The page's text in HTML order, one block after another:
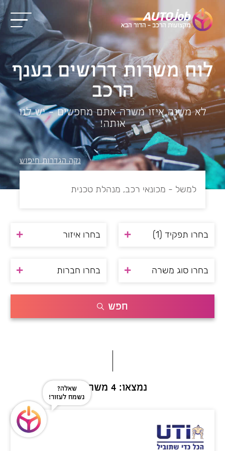
לוח משרות דרושים בענף
הרכב
לא משנה איזו משרה אתם מחפשים – יש לנו
אותה!
נקה הגדרות חיפוש
בחרו תפקיד (1) בחרו איזור
בחרו סוג משרה בחרו חברות
חפש
נמצאו: 4 משרות
שאלה?
נשמח לעזור!